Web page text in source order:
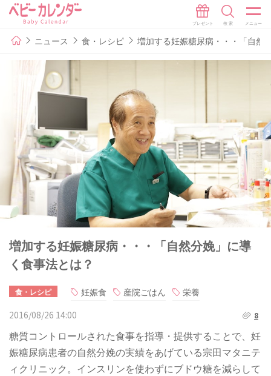
ニュース 食・レシピ 増加する妊娠糖尿病・・・「自然
増加する妊娠糖尿病・・・「自然分娩」に導
く食事法とは？
食・レシピ 妊娠食 産院ごはん
栄養
2016/08/26 14:00
8
糖質コントロールされた食事を指導・提供することで、妊
娠糖尿病患者の自然分娩の実績をあげている宗田マタニテ
ィクリニック。インスリンを使わずにブドウ糖を減らして